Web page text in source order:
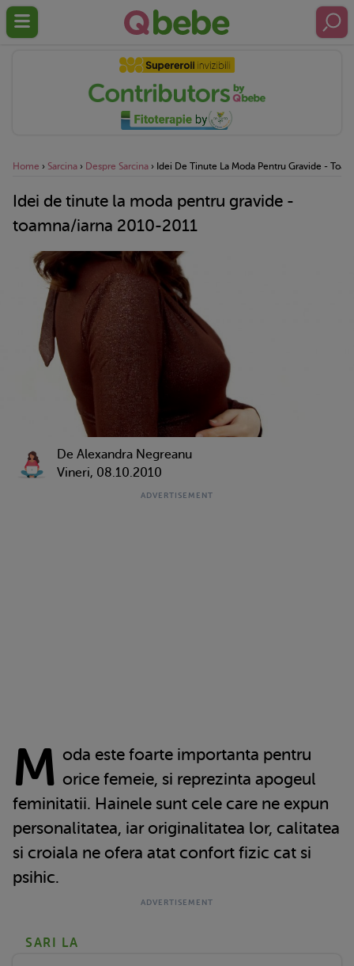
Home › Sarcina › Despre Sarcina › Idei De Tinute La Moda Pentru Gravide -
Idei de tinute la moda pentru gravide -
toamna/iarna 2010-2011
De Alexandra Negreanu
Vineri, 08.10.2010
M oda este foarte importanta pentru
orice femeie, si reprezinta apogeul
feminitatii. Hainele sunt cele care ne expun
personalitatea, iar originalitatea lor, calitatea
si croiala ne ofera atat confort fizic cat si
psihic.
SARI LA